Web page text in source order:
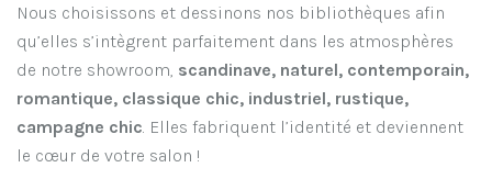
Nous choisissons et dessinons nos bibliothèques afin
qu’elles s’intègrent parfaitement dans les atmosphères
de notre showroom, scandinave, naturel, contemporain,
romantique, classique chic, industriel, rustique,
campagne chic. Elles fabriquent l’identité et deviennent
le cœur de votre salon !